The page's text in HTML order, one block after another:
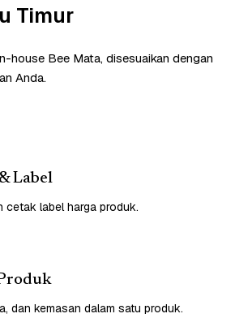
Timur
house Bee Mata, disesuaikan dengan
Anda.
Label
cetak label harga produk.
dan kemasan dalam satu produk.